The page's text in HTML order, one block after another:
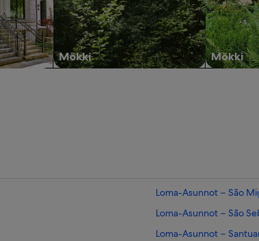
Mökki Mökki
Loma-Asunnot − São
Loma-Asunnot − São
Loma-Asunnot −